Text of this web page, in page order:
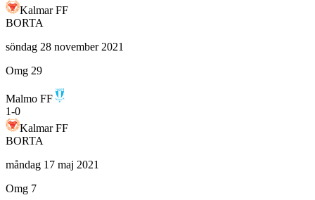
Kalmar FF
BORTA
söndag 28 november 2021
Omg 29
Malmo FF
1-0
Kalmar FF
BORTA
måndag 17 maj 2021
Omg 7